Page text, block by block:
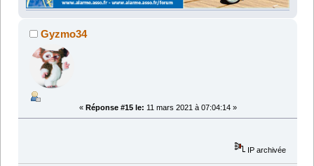
Gyzmo34
« Réponse #15 le: 11 mars 2021 à 07:04:14 »
IP archivée